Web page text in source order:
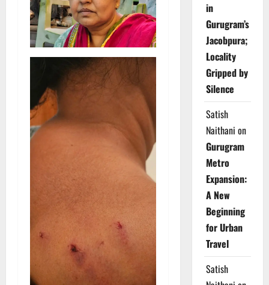
in
Gurugram’s
Jacobpura;
Locality
Gripped by
Silence
Satish
Naithani on
Gurugram
Metro
Expansion:
A New
Beginning
for Urban
Travel
Satish